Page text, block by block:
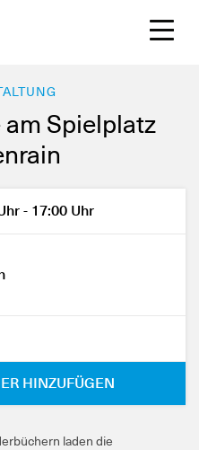
Spielplatz
- 17:00 Uhr
HINZUFÜGEN
laden die